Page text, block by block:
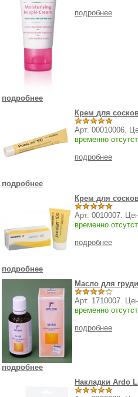
подробнее
подробнее
подробнее
Крем для
Арт. 00010006.
временно
подробнее
подробнее
Крем для
Арт. 0010007.
временно
подробнее
подробнее
Масло для
Арт. 1710007.
временно
подробнее
Накладки Ardo